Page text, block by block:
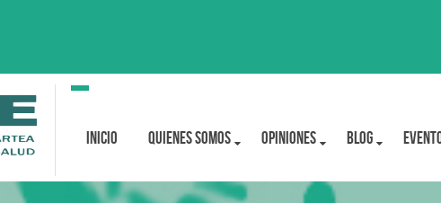
Toggle
Inicio Quienes Somos OPINIONES BLOG